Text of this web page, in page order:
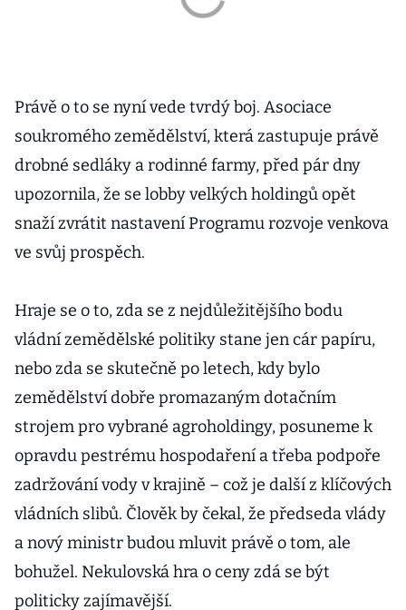
Právě o to se nyní vede tvrdý boj. Asociace
soukromého zemědělství, která zastupuje právě
drobné sedláky a rodinné farmy, před pár dny
upozornila, že se lobby velkých holdingů opět
snaží zvrátit nastavení Programu rozvoje venkova
ve svůj prospěch.
Hraje se o to, zda se z nejdůležitějšího bodu
vládní zemědělské politiky stane jen cár papíru,
nebo zda se skutečně po letech, kdy bylo
zemědělství dobře promazaným dotačním
strojem pro vybrané agroholdingy, posuneme k
opravdu pestrému hospodaření a třeba podpoře
zadržování vody v krajině – což je další z klíčových
vládních slibů. Člověk by čekal, že předseda vlády
a nový ministr budou mluvit právě o tom, ale
bohužel. Nekulovská hra o ceny zdá se být
politicky zajímavější.